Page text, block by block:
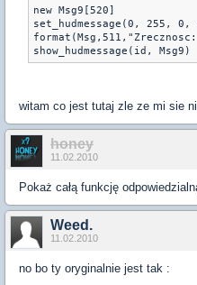
new Msg9[520]
set_hudmessage(0, 255,
witam co jest tutaj zle ze mi sie
honey
11.02.2010
Pokaż całą funkcję
Weed.
11.02.2010
no bo ty oryginalnie jest tak :